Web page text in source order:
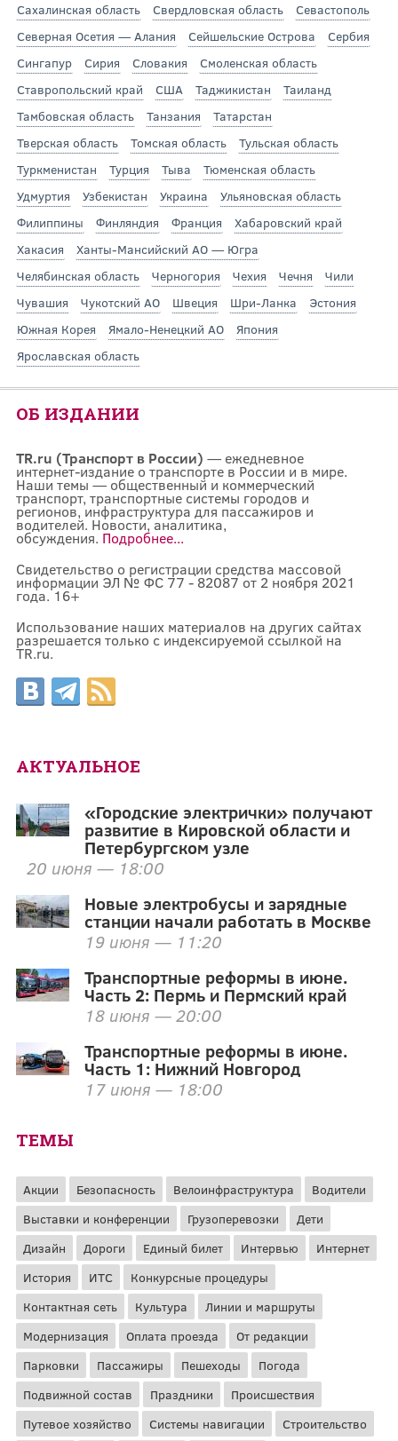
Сахалинская область
Свердловская область
Севастополь
Северная Осетия — Алания
Сейшельские Острова
Сербия
Сингапур
Сирия Словакия
Смоленская область
Ставропольский край
США Таджикистан
Таиланд
Тамбовская область
Танзания
Татарстан
Тверская область
Томская область
Тульская область
Туркменистан
Турция Тыва
Тюменская область
Удмуртия
Узбекистан Украина
Ульяновская область
Филиппины
Финляндия Франция
Хабаровский край
Хакасия
Ханты-Мансийский АО — Югра
Челябинская область
Черногория Чехия Чечня
Чили
Чувашия
Чукотский АО Швеция Шри-Ланка
Эстония
Южная Корея
Ямало-Ненецкий АО
Япония
Ярославская область
ОБ ИЗДАНИИ
TR.ru (Транспорт в России) — ежедневное
интернет-издание о транспорте в России и в мире.
Наши темы — общественный и коммерческий
транспорт, транспортные системы городов и
регионов, инфраструктура для пассажиров и
водителей. Новости, аналитика,
обсуждения. Подробнее...
Свидетельство о регистрации средства массовой
информации ЭЛ № ФС 77 - 82087 от 2 ноября 2021
года. 16+
Использование наших материалов на других сайтах
разрешается только с индексируемой ссылкой на
TR.ru.
АКТУАЛЬНОЕ
«Городские электрички» получают
развитие в Кировской области и
Петербургском узле
20 июня — 18:00
Новые электробусы и зарядные
станции начали работать в Москве
19 июня — 11:20
Транспортные реформы в июне.
Часть 2: Пермь и Пермский край
18 июня — 20:00
Транспортные реформы в июне.
Часть 1: Нижний Новгород
17 июня — 18:00
ТЕМЫ
Акции Безопасность Велоинфраструктура
Водители
Выставки и конференции
Грузоперевозки
Дети
Дизайн
Дороги Единый билет Интервью
Интернет
История
ИТС
Конкурсные процедуры
Контактная сеть
Культура
Линии и маршруты
Модернизация
Оплата проезда
От редакции
Парковки
Пассажиры Пешеходы
Погода
Подвижной состав
Праздники
Происшествия
Путевое хозяйство
Системы навигации Строительство